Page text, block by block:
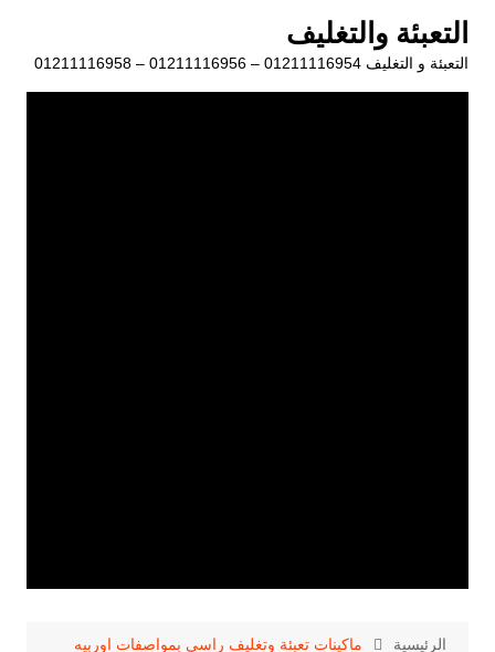
المحتوى
التعبئة والتغليف
التعبئة و التغليف 01211116954 – 01211116956 – 01211116958
الرئيسية ماكينات تعبئة وتغليف راسى بمواصفات اوربيه